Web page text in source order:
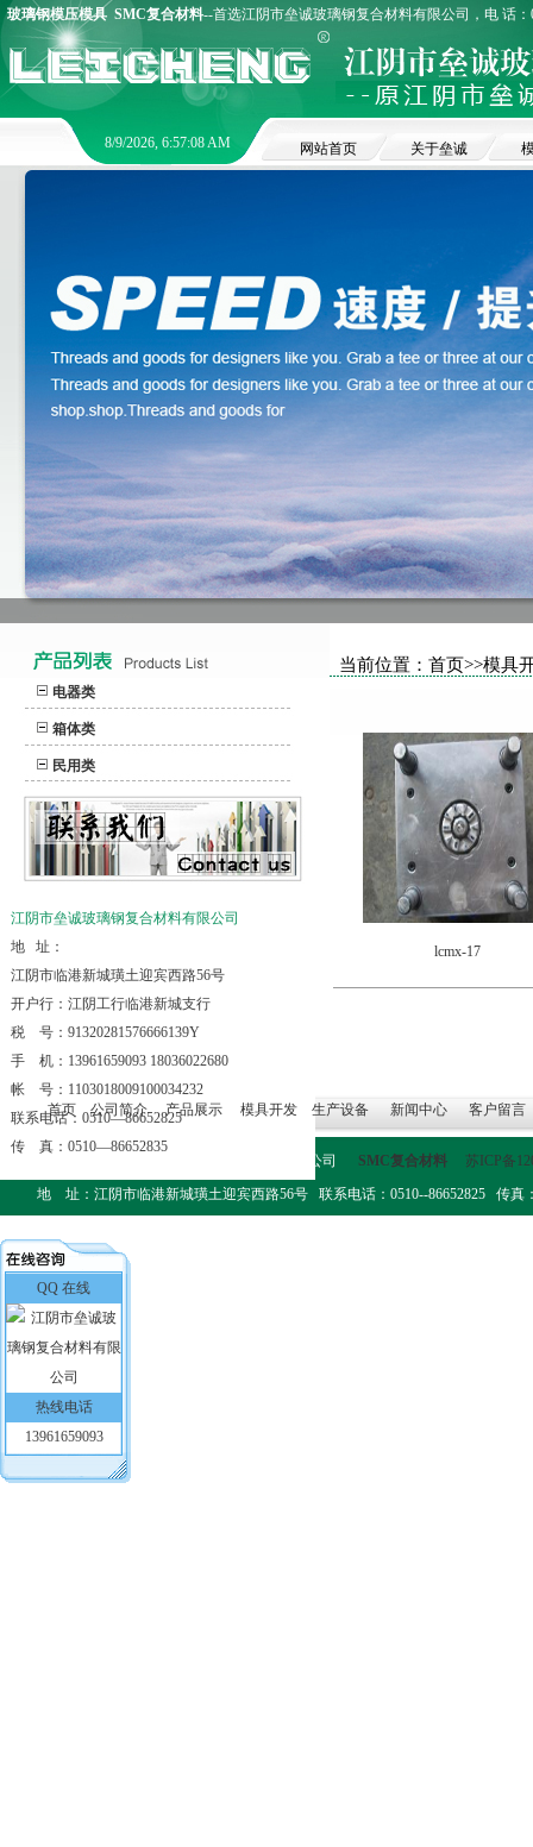
玻璃钢模压模具 SMC复合材料--首选江阴市垒诚玻璃钢复合材料有限公司，电 话
8/9/2026, 6:57:08 AM 网站首页 关于垒诚
电器类
箱体类
民用类
江阴市垒诚玻璃钢复合材料有限公司
地 址：
江阴市临港新城璜土迎宾西路56号
开户行：江阴工行临港新城支行
税 号：91320281576666139Y
手 机：13961659093 18036022680
帐 号：1103018009100034232
联系电话：0510—86652825
传 真：0510—86652835
当前位置：首页>>模具
lcmx-17
首页 公司简介 产品展示 模具开发 生产设备 新闻中心 客户留言
版权所有：江阴市垒诚玻璃钢复合材料有限公司 SMC复合材料
苏ICP备
地 址：江阴市临港新城璜土迎宾西路56号 联系电话：0510--86652825 传真
QQ 在线
热线电话
13961659093